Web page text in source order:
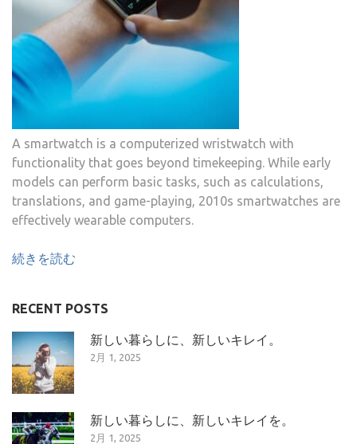
A smartwatch is a computerized wristwatch with
functionality that goes beyond timekeeping. While early
models can perform basic tasks, such as calculations,
translations, and game-playing, 2010s smartwatches are
effectively wearable computers.
続きを読む
RECENT POSTS
新しい暮らしに、新しいキレイ。
2月 1, 2025
新しい暮らしに、新しいキレイを。
2月 1, 2025